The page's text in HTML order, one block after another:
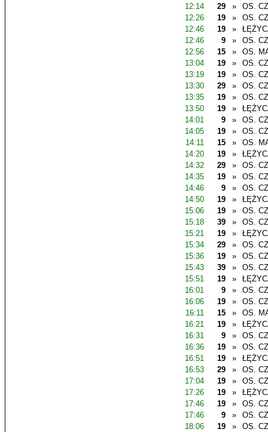
12:14
29 »
OS.
12:26
19 »
OS.
12:46
19 »
12:46
9 »
OS.
12:56
15 »
OS.
13:04
19 »
OS.
13:19
19 »
OS.
13:30
29 »
OS.
13:35
19 »
OS.
13:50
19 »
14:01
9 »
OS.
14:05
19 »
OS.
14:11
15 »
OS.
14:20
19 »
14:32
29 »
OS.
14:35
19 »
OS.
14:46
9 »
OS.
14:50
19 »
15:06
19 »
OS.
15:18
39 »
OS.
15:21
19 »
15:34
29 »
OS.
15:36
19 »
OS.
15:43
39 »
OS.
15:51
19 »
16:01
9 »
OS.
16:06
19 »
OS.
16:11
15 »
OS.
16:21
19 »
16:31
9 »
OS.
16:36
19 »
OS.
16:51
19 »
16:53
29 »
OS.
17:04
19 »
OS.
17:26
19 »
17:46
19 »
OS.
17:46
9 »
OS.
18:06
19 »
OS.